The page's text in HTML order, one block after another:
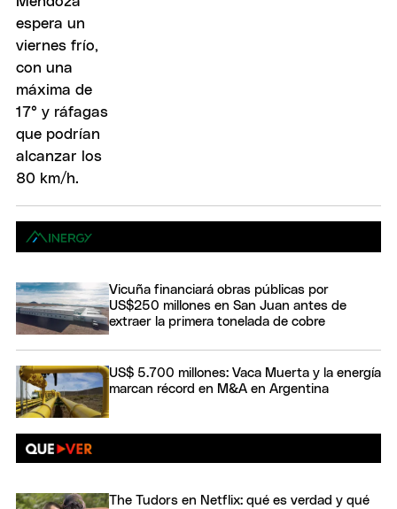
Vicuña financiará obras públicas por
US$250 millones en San Juan antes de
extraer la primera tonelada de cobre
US$ 5.700 millones: Vaca Muerta y la energía
marcan récord en M&A en Argentina
The Tudors en Netflix: qué es verdad y qué